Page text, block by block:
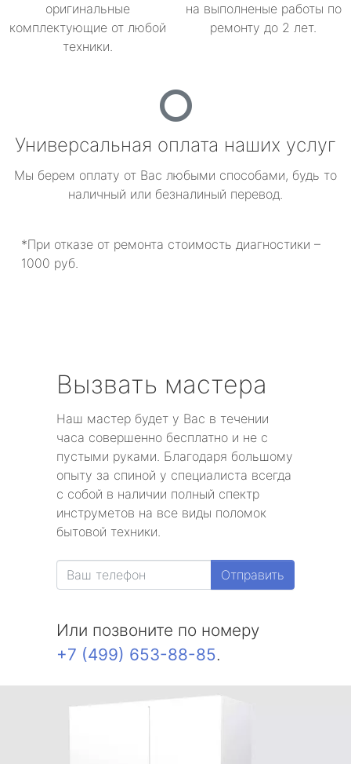
оригинальные
комплектующие от любой
техники.
на выполненые работы по
ремонту до 2 лет.
Универсальная оплата наших услуг
Мы берем оплату от Вас любыми способами, будь то
наличный или безналиный перевод.
*При отказе от ремонта стоимость диагностики –
1000 руб.
Вызвать мастера
Наш мастер будет у Вас в течении
часа совершенно бесплатно и не с
пустыми руками. Благодаря большому
опыту за спиной у специалиста всегда
с собой в наличии полный спектр
инструметов на все виды поломок
бытовой техники.
Отправить
Или позвоните по номеру
+7 (499) 653-88-85.